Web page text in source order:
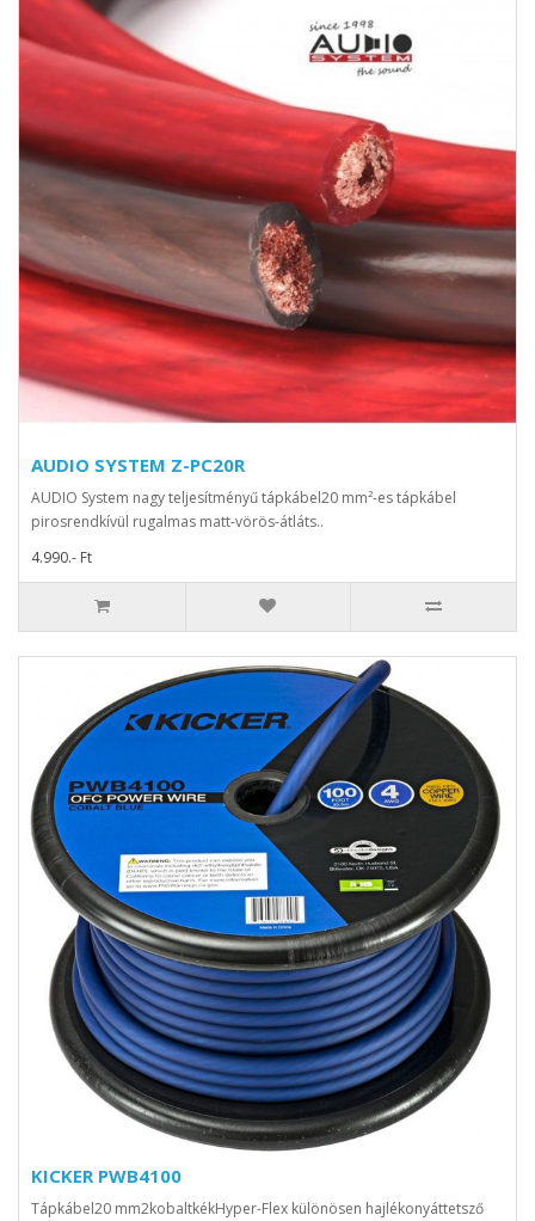
AUDIO SYSTEM Z-PC20R
AUDIO System nagy teljesítményű tápkábel20 mm²-es tápkábel
pirosrendkívül rugalmas matt-vörös-átláts..
4.990.- Ft
KICKER PWB4100
Tápkábel20 mm2kobaltkékHyper-Flex különösen hajlékonyáttetsző